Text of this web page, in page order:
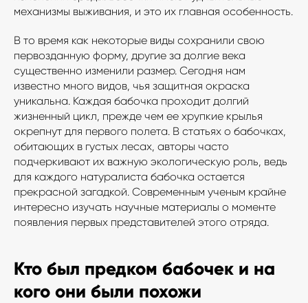
механизмы выживания, и это их главная особенность.
В то время как некоторые виды сохранили свою
первозданную форму, другие за долгие века
существенно изменили размер. Сегодня нам
известно много видов, чья защитная окраска
уникальна. Каждая бабочка проходит долгий
жизненный цикл, прежде чем ее хрупкие крылья
окрепнут для первого полета. В статьях о бабочках,
обитающих в густых лесах, авторы часто
подчеркивают их важную экологическую роль, ведь
для каждого натуралиста бабочка остается
прекрасной загадкой. Современным ученым крайне
интересно изучать научные материалы о моменте
появления первых представителей этого отряда.
Кто был предком бабочек и на
кого они были похожи